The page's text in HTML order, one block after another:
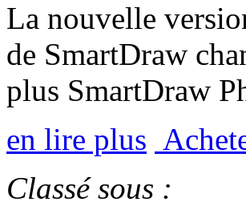
La nouvelle
de SmartDraw
plus SmartDraw
en lire plus
Classé sous :